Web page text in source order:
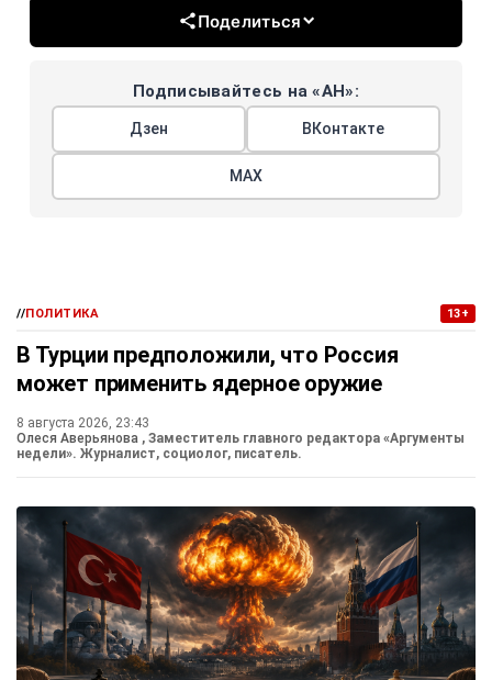
Поделиться
Подписывайтесь на «АН»:
Дзен ВКонтакте
МАХ
//ПОЛИТИКА 13+
В Турции предположили, что Россия
может применить ядерное оружие
8 августа 2026, 23:43
Олеся Аверьянова , Заместитель главного редактора «Аргументы
недели». Журналист, социолог, писатель.